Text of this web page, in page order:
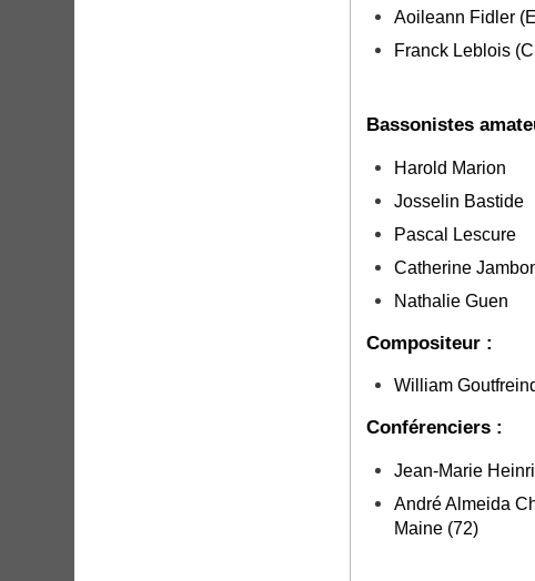
Aoileann Fidler
Franck Leblois
Bassonistes
Harold Marion
Josselin Bastide
Pascal Lescure
Catherine
Nathalie Guen
Compositeur :
William
Conférenciers :
Jean-Marie
André Almeida
Maine (72)